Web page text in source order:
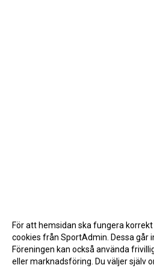
För att hemsidan ska fungera
cookies från SportAdmin. Dessa går
Föreningen kan också använda
eller marknadsföring. Du väljer själv